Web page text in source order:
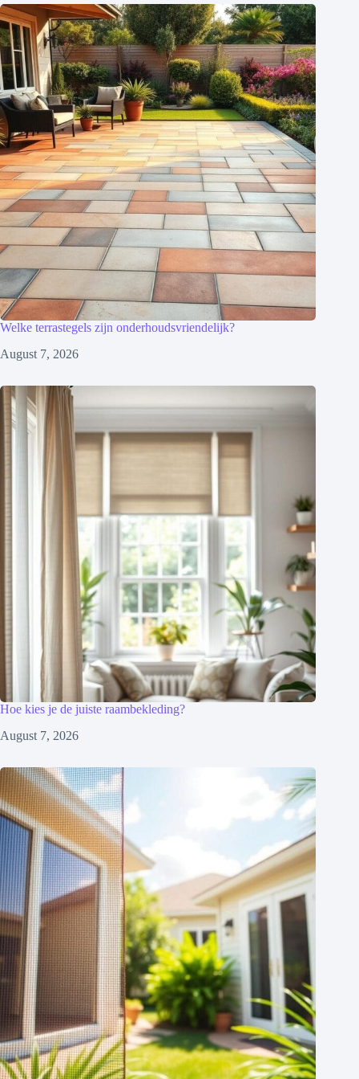
Welke terrastegels zijn onderhoudsvriendelijk?
August 7, 2026
Hoe kies je de juiste raambekleding?
August 7, 2026